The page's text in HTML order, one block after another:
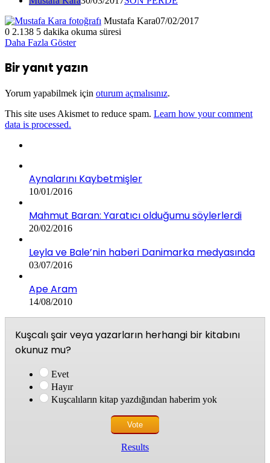
Mustafa Kara07/02/2017
0 2.138 5 dakika okuma süresi
Daha Fazla Göster
Bir yanıt yazın
Yorum yapabilmek için oturum açmalısınız.
This site uses Akismet to reduce spam. Learn how your comment
data is processed.
Aynalarını Kaybetmişler
10/01/2016
Mahmut Baran: Yaratıcı olduğumu söylerlerdi
20/02/2016
Leyla ve Bale’nin haberi Danimarka medyasında
03/07/2016
Ape Aram
14/08/2010
Kuşcalı şair veya yazarların herhangi bir kitabını
okunuz mu?
Evet
Hayır
Kuşcalıların kitap yazdığından haberim yok
Results